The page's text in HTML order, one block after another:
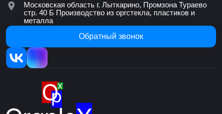
Московская область г. Лыткарино, Промзона Тураево
стр. 40 Б Производство из оргстекла, пластиков и
металла
Обратный звонок